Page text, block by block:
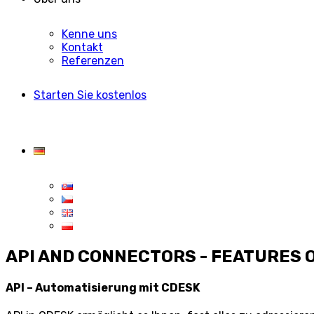
Kenne uns
Kontakt
Referenzen
Starten Sie kostenlos
API AND CONNECTORS - FEATURES
API – Automatisierung mit CDESK